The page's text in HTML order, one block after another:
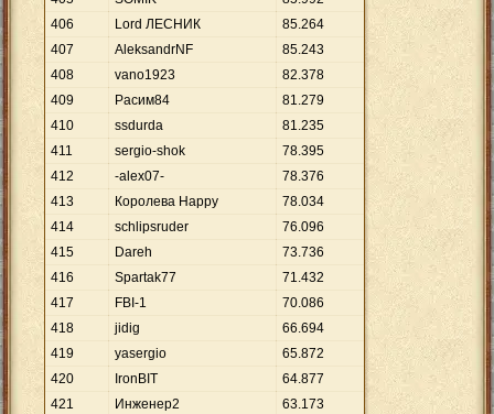
406
Lord ЛЕСНИК 85.264
407
AleksandrNF 85.243
408
vano1923 82.378
409
Расим84 81.279
410
ssdurda 81.235
411
sergio-shok 78.395
412
-alex07- 78.376
413
Королева Happy 78.034
414
schlipsruder 76.096
415
Dareh 73.736
416
Spartak77 71.432
417
FBI-1 70.086
418
jidig 66.694
419
yasergio 65.872
420
IronBIT 64.877
421
Инженер2 63.173